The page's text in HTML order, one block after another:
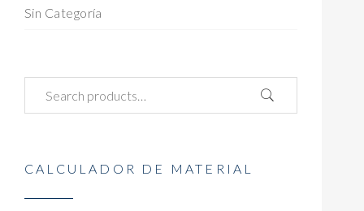
Sin Categoría
CALCULADOR DE MATERIAL